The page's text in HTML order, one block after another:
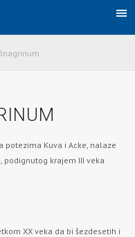
potezima Kuva i Acke, nalaze
podignutog krajem III veka
XX veka da bi šezdesetih i